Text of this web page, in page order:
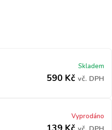
Skladem
590 Kč vč. DPH
Vyprodáno